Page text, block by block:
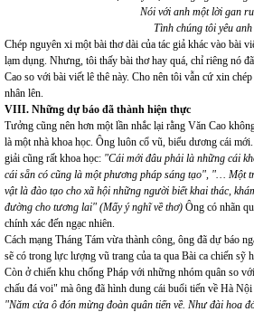
Nói với anh một lời gan
Tình chúng tôi yêu anh
Chép nguyên xi một bài thơ dài của tác giả khác vào bài
lạm dụng. Nhưng, tôi thấy bài thơ hay quá, chỉ riêng nó
Cao so với bài viết lê thê này. Cho nên tôi vẫn cứ xin
nhân lên.
VIII. Những dự báo đã thành hiện thực
Tưởng cũng nên hơn một lần nhắc lại rằng Văn Cao
là một nhà khoa học. Ông luôn cổ vũ, biểu dương cái
giải cũng rất khoa học: "Cái mới đâu phải là những cái
cái sẵn có cũng là một phương pháp sáng tạo", "… Một
vật là đào tạo cho xã hội những người biết khai thác,
đường cho tương lai" (Mấy ý nghĩ về thơ) Ông có nhãn
chính xác đến ngạc nhiên.
Cách mạng Tháng Tám vừa thành công, ông đã dự báo
sẽ có trong lực lượng vũ trang của ta qua Bài ca chiến sỹ
Còn ở chiến khu chống Pháp với những nhóm quân so
chấu đá voi" mà ông đã hình dung cái buổi tiến về Hà
"Năm cửa ô đón mừng đoàn quân tiến về. Như đài hoa